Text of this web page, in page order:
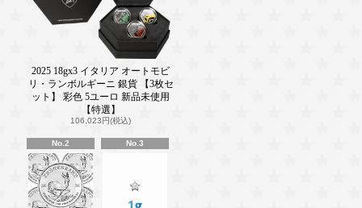
2025 18gx3 イタリア オートモビ
リ・ランボルギーニ 銀貨 【3枚セ
ット】 彩色 5ユーロ 新品未使用
【特選】
106,023円(税込)
No.2 No.3